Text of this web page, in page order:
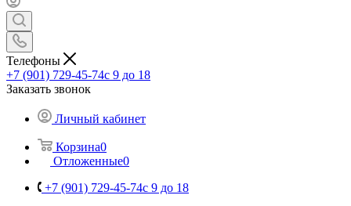
Телефоны
+7 (901) 729-45-74c 9 до 18
Заказать звонок
Личный кабинет
Корзина0
Отложенные0
+7 (901) 729-45-74c 9 до 18